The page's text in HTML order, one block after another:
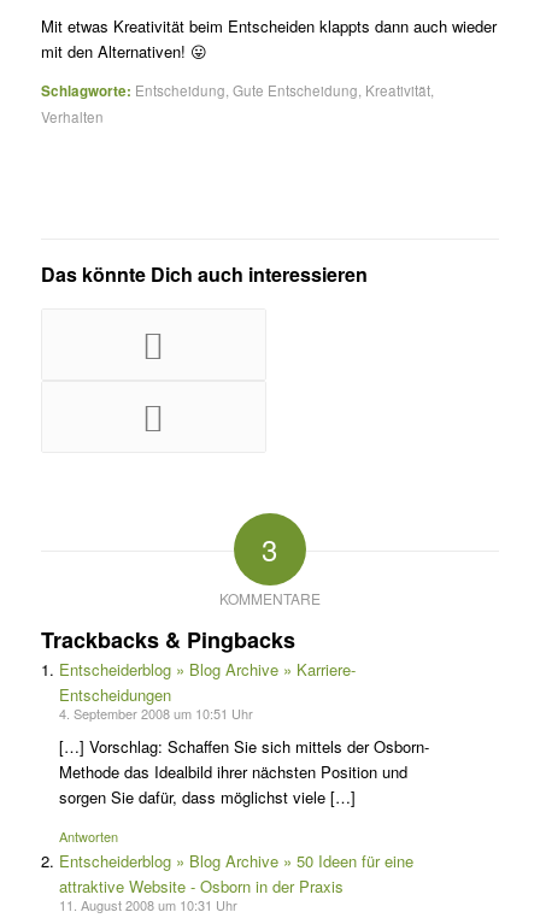
Mit etwas Kreativität beim Entscheiden klappts dann auch wieder
mit den Alternativen! 😛
Schlagworte: Entscheidung Gute Entscheidung Kreativität,
Verhalten
Das könnte Dich auch interessieren
3
KOMMENTARE
Trackbacks & Pingbacks
Entscheiderblog » Blog Archive » Karriere-
Entscheidungen
4. September 2008 um 10:51 Uhr
[…] Vorschlag: Schaffen Sie sich mittels der Osborn-
Methode das Idealbild ihrer nächsten Position und
sorgen Sie dafür, dass möglichst viele […]
Antworten
Entscheiderblog » Blog Archive » 50 Ideen für eine
attraktive Website - Osborn in der Praxis
11. August 2008 um 10:31 Uhr